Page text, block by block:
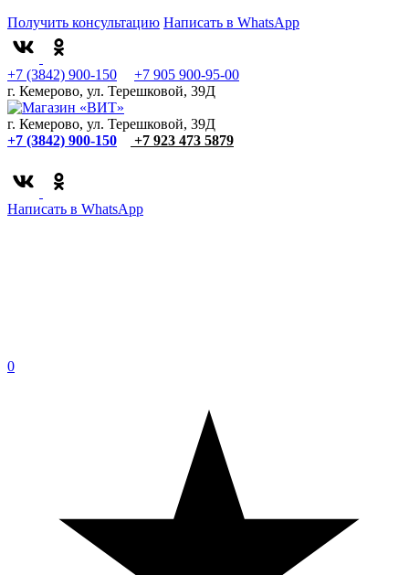
Получить консультацию Написать в WhatsApp
+7 (3842) 900-150
+7 905 900-95-00
г. Кемерово, ул. Терешковой, 39Д
г. Кемерово, ул. Терешковой, 39Д
+7 (3842) 900-150
+7 923 473 5879
Написать в WhatsApp
0